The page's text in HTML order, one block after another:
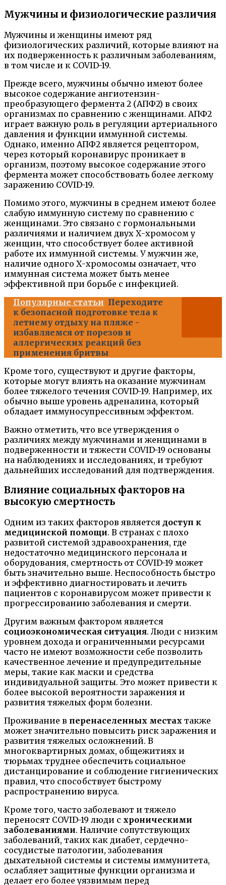
Мужчины и физиологические различия
Мужчины и женщины имеют ряд
физиологических различий, которые влияют на
их подверженность к различным заболеваниям,
в том числе и к COVID-19.
Прежде всего, мужчины обычно имеют более
высокое содержание ангиотензин-
преобразующего фермента 2 (АПФ2) в своих
организмах по сравнению с женщинами. АПФ2
играет важную роль в регуляции артериального
давления и функции иммунной системы.
Однако, именно АПФ2 является рецептором,
через который коронавирус проникает в
организм, поэтому высокое содержание этого
фермента может способствовать более легкому
заражению COVID-19.
Помимо этого, мужчины в среднем имеют более
слабую иммунную систему по сравнению с
женщинами. Это связано с гормональными
различиями и наличием двух Х-хромосом у
женщин, что способствует более активной
работе их иммунной системы. У мужчин же,
наличие одного Х-хромосомы означает, что
иммунная система может быть менее
эффективной при борьбе с инфекцией.
Популярные статьи Переходите
к безопасной подготовке тела к
летнему отдыху на пляже -
избавляемся от порезов и
аллергических реакций без
применения бритвы
Кроме того, существуют и другие факторы,
которые могут влиять на оказание мужчинам
более тяжелого течения COVID-19. Например, их
обычно выше уровень адреналина, который
обладает иммуносупрессивным эффектом.
Важно отметить, что все утверждения о
различиях между мужчинами и женщинами в
подверженности и тяжести COVID-19 основаны
на наблюдениях и исследованиях, и требуют
дальнейших исследований для подтверждения.
Влияние социальных факторов на
высокую смертность
Одним из таких факторов является доступ к
медицинской помощи. В странах с плохо
развитой системой здравоохранения, где
недостаточно медицинского персонала и
оборудования, смертность от COVID-19 может
быть значительно выше. Неспособность быстро
и эффективно диагностировать и лечить
пациентов с коронавирусом может привести к
прогрессированию заболевания и смерти.
Другим важным фактором является
социоэкономическая ситуация. Люди с низким
уровнем дохода и ограниченными ресурсами
часто не имеют возможности себе позволить
качественное лечение и предупредительные
меры, такие как маски и средства
индивидуальной защиты. Это может привести к
более высокой вероятности заражения и
развития тяжелых форм болезни.
Проживание в перенаселенных местах также
может значительно повысить риск заражения и
развития тяжелых осложнений. В
многоквартирных домах, общежитиях и
тюрьмах труднее обеспечить социальное
дистанцирование и соблюдение гигиенических
правил, что способствует быстрому
распространению вируса.
Кроме того, часто заболевают и тяжело
переносят COVID-19 люди с хроническими
заболеваниями. Наличие сопутствующих
заболеваний, таких как диабет, сердечно-
сосудистые патологии, заболевания
дыхательной системы и системы иммунитета,
ослабляет защитные функции организма и
делает его более уязвимым перед